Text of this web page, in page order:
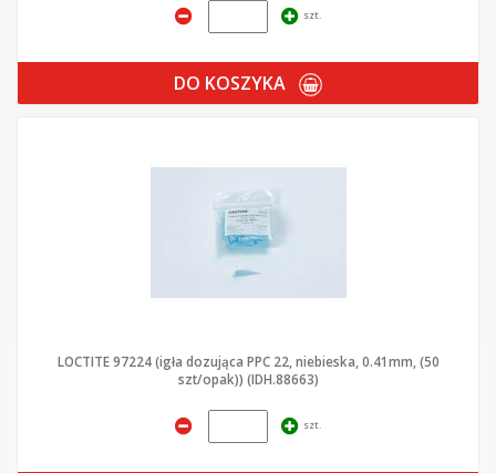
szt.
DO KOSZYKA
LOCTITE 97224 (igła dozująca PPC 22, niebieska, 0.41mm, (50
szt/opak)) (IDH.88663)
szt.